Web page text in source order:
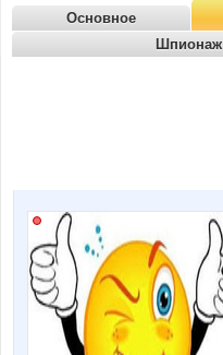
Основное
Шпионаж